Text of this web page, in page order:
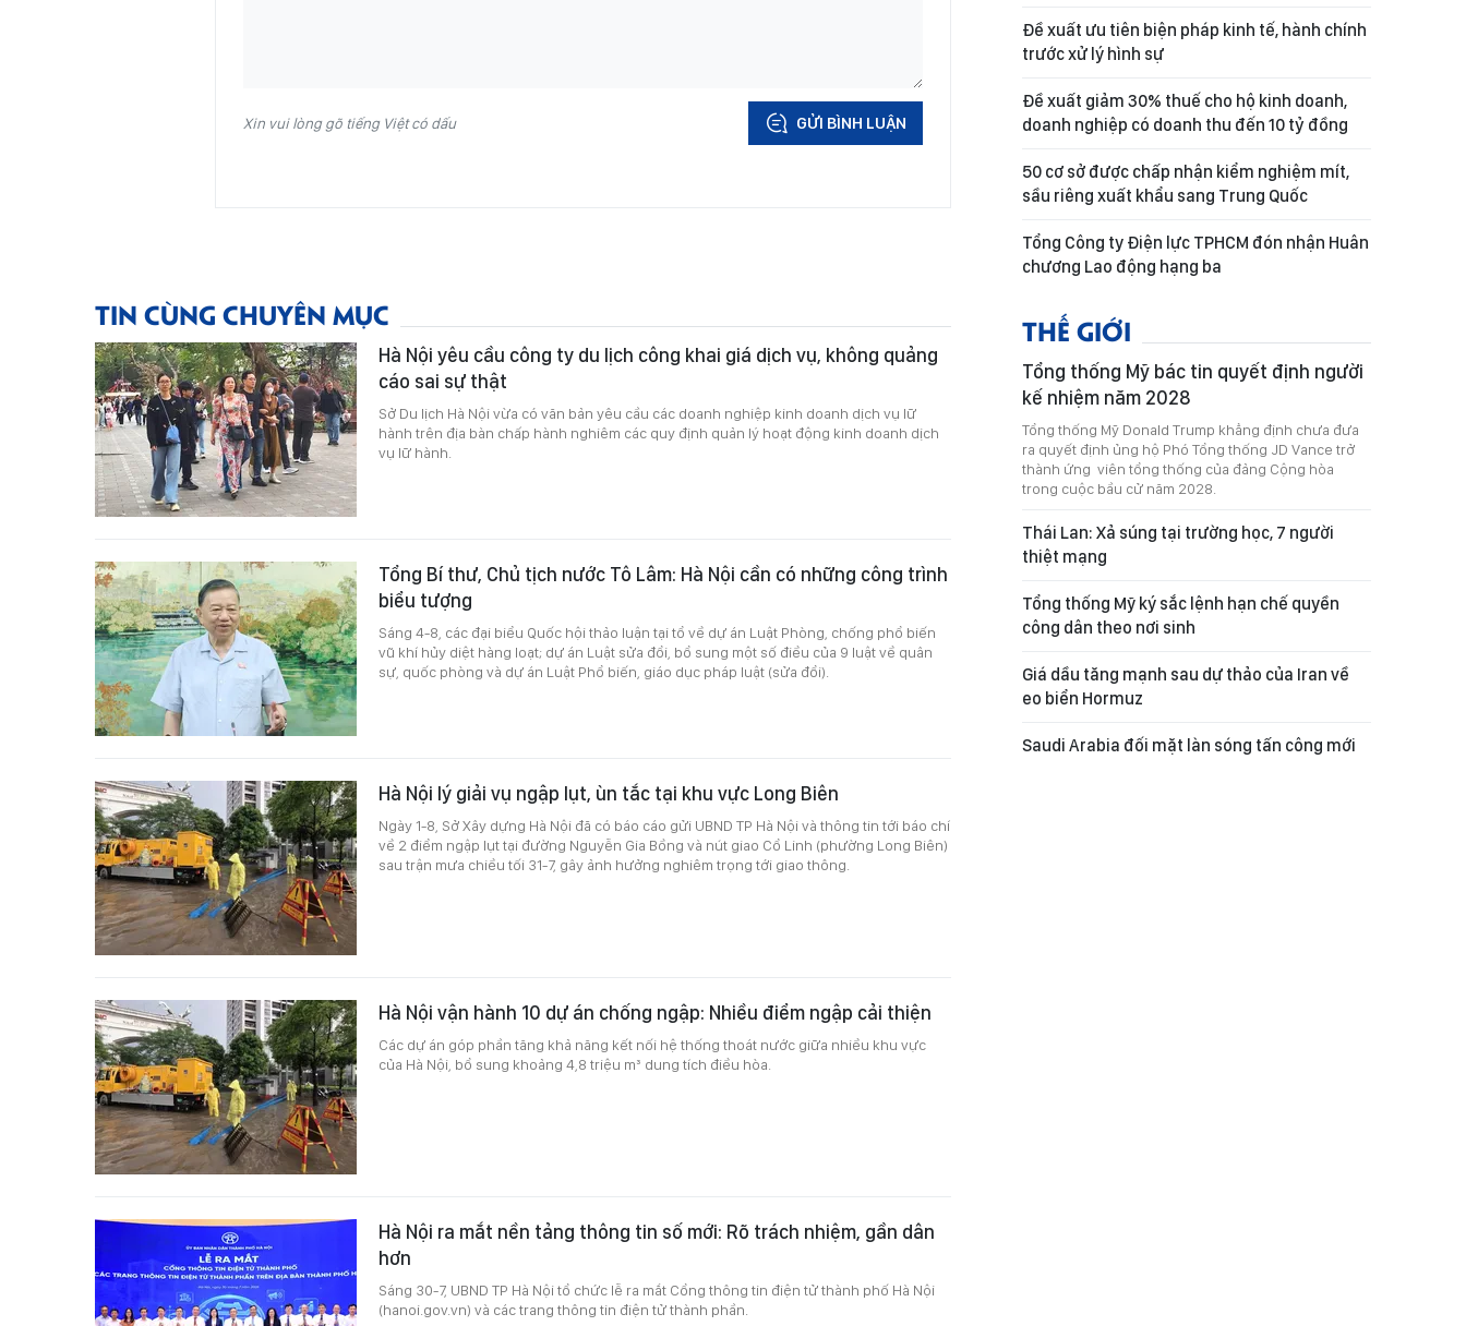
Xin vui lòng gõ tiếng Việt có dấu GỬI BÌNH LUẬN
TIN CÙNG CHUYÊN MỤC
Hà Nội yêu cầu công ty du lịch công khai giá dịch vụ, không quảng
cáo sai sự thật
Sở Du lịch Hà Nội vừa có văn bản yêu cầu các doanh nghiệp kinh doanh dịch vụ lữ
hành trên địa bàn chấp hành nghiêm các quy định quản lý hoạt động kinh doanh dịch
vụ lữ hành.
Tổng Bí thư, Chủ tịch nước Tô Lâm: Hà Nội cần có những công trình
biểu tượng
Sáng 4-8, các đại biểu Quốc hội thảo luận tại tổ về dự án Luật Phòng, chống phổ biến
vũ khí hủy diệt hàng loạt; dự án Luật sửa đổi, bổ sung một số điều của 9 luật về quân
sự, quốc phòng và dự án Luật Phổ biến, giáo dục pháp luật (sửa đổi).
Hà Nội lý giải vụ ngập lụt, ùn tắc tại khu vực Long Biên
Ngày 1-8, Sở Xây dựng Hà Nội đã có báo cáo gửi UBND TP Hà Nội và thông tin tới báo chí
về 2 điểm ngập lụt tại đường Nguyễn Gia Bồng và nút giao Cổ Linh (phường Long Biên)
sau trận mưa chiều tối 31-7, gây ảnh hưởng nghiêm trọng tới giao thông.
Hà Nội vận hành 10 dự án chống ngập: Nhiều điểm ngập cải thiện
Các dự án góp phần tăng khả năng kết nối hệ thống thoát nước giữa nhiều khu vực
của Hà Nội, bổ sung khoảng 4,8 triệu m³ dung tích điều hòa.
Hà Nội ra mắt nền tảng thông tin số mới: Rõ trách nhiệm, gần dân
hơn
Sáng 30-7, UBND TP Hà Nội tổ chức lễ ra mắt Cổng thông tin điện tử thành phố Hà Nội
(hanoi.gov.vn) và các trang thông tin điện tử thành phần.
Đề xuất ưu tiên biện pháp kinh tế, hành chính
trước xử lý hình sự
Đề xuất giảm 30% thuế cho hộ kinh doanh,
doanh nghiệp có doanh thu đến 10 tỷ đồng
50 cơ sở được chấp nhận kiểm nghiệm mít,
sầu riêng xuất khẩu sang Trung Quốc
Tổng Công ty Điện lực TPHCM đón nhận Huân
chương Lao động hạng ba
THẾ GIỚI
Tổng thống Mỹ bác tin quyết định người
kế nhiệm năm 2028
Tổng thống Mỹ Donald Trump khẳng định chưa đưa
ra quyết định ủng hộ Phó Tổng thống JD Vance trở
thành ứng viên tổng thống của đảng Cộng hòa
trong cuộc bầu cử năm 2028.
Thái Lan: Xả súng tại trường học, 7 người
thiệt mạng
Tổng thống Mỹ ký sắc lệnh hạn chế quyền
công dân theo nơi sinh
Giá dầu tăng mạnh sau dự thảo của Iran về
eo biển Hormuz
Saudi Arabia đối mặt làn sóng tấn công mới